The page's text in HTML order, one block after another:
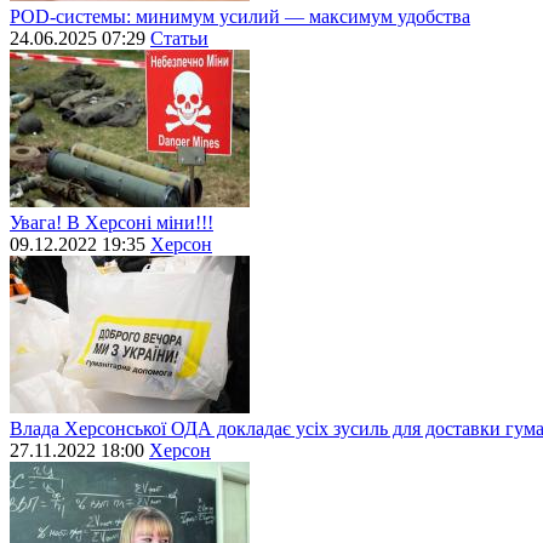
POD-системы: минимум усилий — максимум удобства
24.06.2025 07:29 Статьи
Увага! В Херсоні міни!!!
09.12.2022 19:35 Херсон
Влада Херсонської ОДА докладає усіх зусиль для доставки
27.11.2022 18:00 Херсон